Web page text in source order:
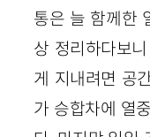
통은 늘 함께한
상 정리하다보
게 지내려면 공
가 승합차에 열